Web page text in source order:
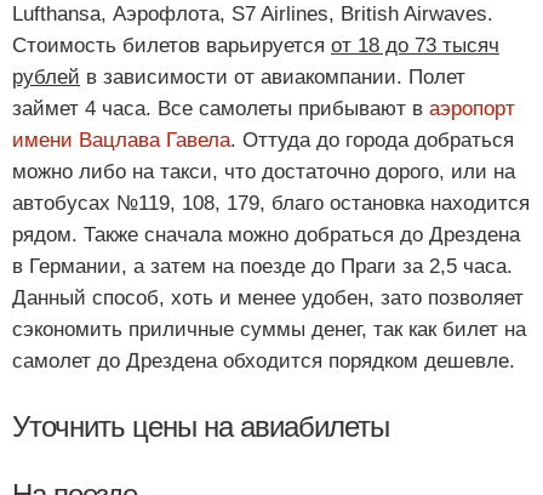
Lufthansa, Аэрофлота, S7 Airlines, British Airwaves.
Стоимость билетов варьируется от 18 до 73 тысяч
рублей в зависимости от авиакомпании. Полет
займет 4 часа. Все самолеты прибывают в аэропорт
имени Вацлава Гавела. Оттуда до города добраться
можно либо на такси, что достаточно дорого, или на
автобусах №119, 108, 179, благо остановка находится
рядом. Также сначала можно добраться до Дрездена
в Германии, а затем на поезде до Праги за 2,5 часа.
Данный способ, хоть и менее удобен, зато позволяет
сэкономить приличные суммы денег, так как билет на
самолет до Дрездена обходится порядком дешевле.
Уточнить цены на авиабилеты